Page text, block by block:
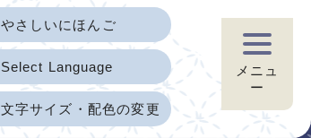
やさしいにほんご
Select Language
文字サイズ・配色の変更
メニュ
ー